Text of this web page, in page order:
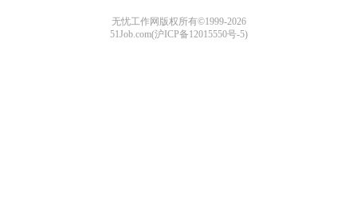
无忧工作网版权所有©1999-2026
51Job.com(沪ICP备12015550号-5)